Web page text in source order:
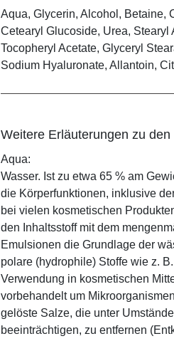
Aqua, Glycerin, Alcohol, Betaine,
Cetearyl Glucoside, Urea,
Tocopheryl Acetate, Glyceryl
Sodium Hyaluronate, Allantoin,
Weitere Erläuterungen zu
Aqua:
Wasser. Ist zu etwa 65 % am
die Körperfunktionen, inklusive
bei vielen kosmetischen
den Inhaltsstoff mit dem
Emulsionen die Grundlage der
polare (hydrophile) Stoffe wie z.
Verwendung in kosmetischen
vorbehandelt um
gelöste Salze, die unter
beeinträchtigen, zu entfernen